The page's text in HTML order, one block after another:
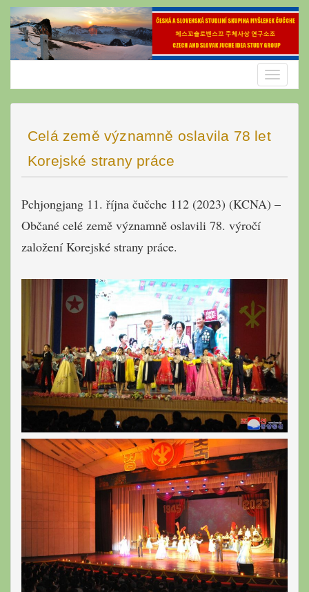
Skip
content
Toggle
Celá země významně oslavila 78 let
Korejské strany práce
Pchjongjang 11. října čučche 112 (2023) (KCNA) –
Občané celé země významně oslavili 78. výročí
založení Korejské strany práce.